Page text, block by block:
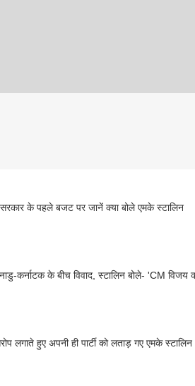
के पहले बजट पर जानें क्या बोले एमके स्टालिन
कर्नाटक के बीच विवाद, स्टालिन बोले- 'CM विजय
लगाते हुए अपनी ही पार्टी को लताड़ गए एमके स्टालिन